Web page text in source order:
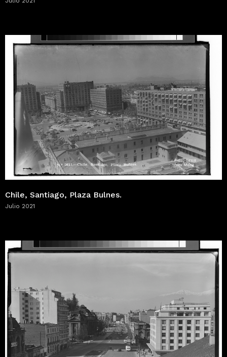
Chile, Santiago, Plaza Bulnes.
Julio 2021